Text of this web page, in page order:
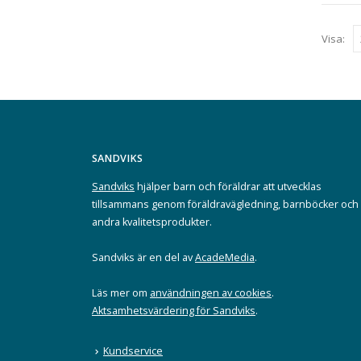
Visa:
SANDVIKS
Sandviks hjälper barn och föräldrar att utvecklas
tillsammans genom föräldravägledning, barnböcker och
andra kvalitetsprodukter.
Sandviks är en del avAcadeMedia.
Läs mer om användningen av cookies.
Aktsamhetsvärdering för Sandviks.
Kundservice